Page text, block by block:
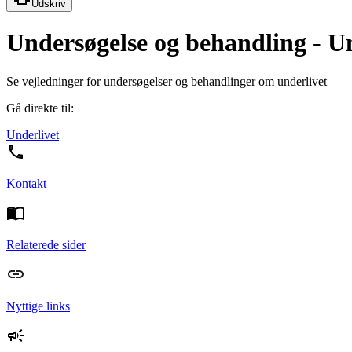
Udskriv
Undersøgelse og behandling -
Se vejledninger for undersøgelser og behandlinger om underlivet
Gå direkte til:
Underlivet
Kontakt
Relaterede sider
Nyttige links